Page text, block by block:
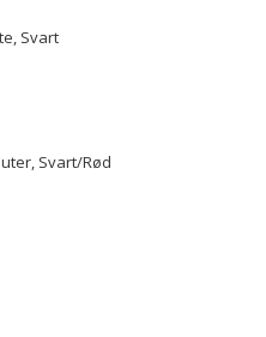
Svart
Svart/Rød